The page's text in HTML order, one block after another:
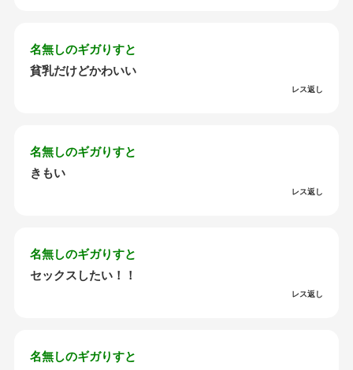
名無しのギガりすと
貧乳だけどかわいい
レス返し
名無しのギガりすと
きもい
レス返し
名無しのギガりすと
セックスしたい！！
レス返し
名無しのギガりすと